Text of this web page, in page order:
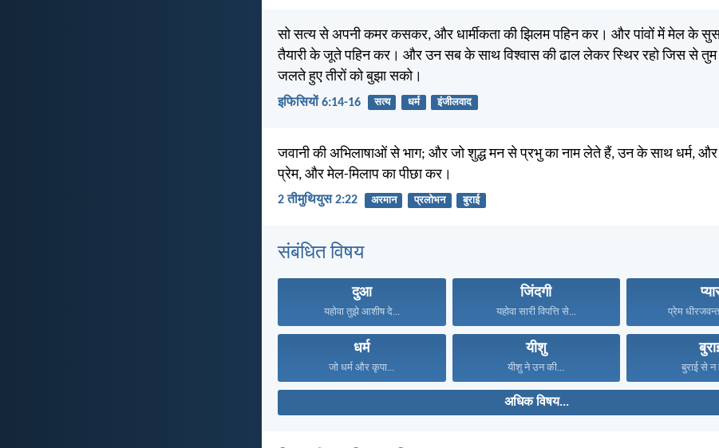
सो सत्य से अपनी कमर कसकर, और धार्मीकता की झिलम पहिन कर। और पांवों में मेल के
तैयारी के जूते पहिन कर। और उन सब के साथ विश्वास की ढाल लेकर स्थिर रहो जिस से
जलते हुए तीरों को बुझा सको।
इफिसियों 6:14-16 सत्य धर्म इंजीलवाद
जवानी की अभिलाषाओं से भाग; और जो शुद्ध मन से प्रभु का नाम लेते हैं, उन के साथ धर्म, और
प्रेम, और मेल-मिलाप का पीछा कर।
2 तीमुथियुस 2:22 अरमान प्रलोभन बुराई
संबंधित विषय
दुआ
यहोवा तुझे आशीष दे...
जिंदगी
यहोवा सारी विपत्ति से... प्रेम
धर्म
जो धर्म और कृपा...
यीशु
यीशु ने उन की... बुराई से न
अधिक विषय...